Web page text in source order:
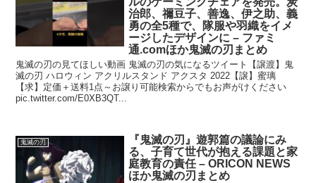
治郎、禰豆子、善逸、伊之助、義
勇の全5種で、隊服や羽織をイメ
ージしたデザインに – ファミ
通.comほか鬼滅の刃まとめ
鬼滅の刃の見てほしい動画 鬼滅の刃の気になるツイート【譲渡】鬼
滅の刃 ハロウィン アクリルスタンド アクスタ 2022【譲】蜜璃
【求】定価＋送料1点～お譲り可能検索からでもお声がけください
pic.twitter.com/E0XB3QT...
鬼滅の刃
『鬼滅の刃』遊郭篇の議論にみ
る、子育て世代が抱える課題と家
庭教育の責任 – ORICON NEWS
ほか鬼滅の刃まとめ